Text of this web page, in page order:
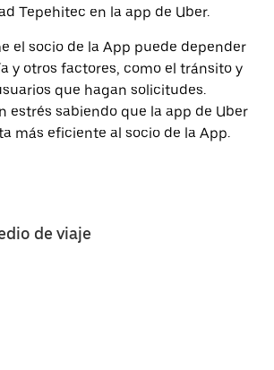
Tepehitec en la app de Uber.
el socio de la App puede depender
y otros factores, como el tránsito y
que hagan solicitudes.
estrés sabiendo que la app de Uber
más eficiente al socio de la App.
de viaje